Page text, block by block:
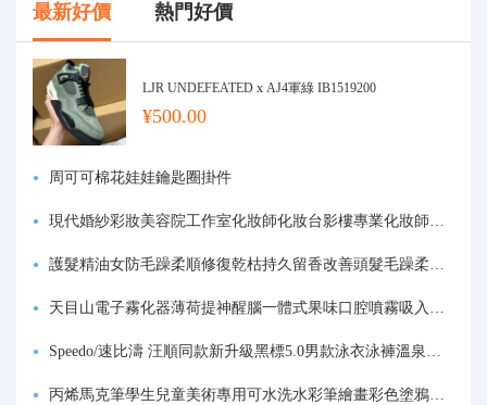
最新好價 熱門好價
LJR UNDEFEATED x AJ4軍綠 IB1519200
¥500.00
周可可棉花娃娃鑰匙圈掛件
現代婚紗彩妝美容院工作室化妝師化妝台影樓專業化妝師專用梳妝台
護髮精油女防毛躁柔順修復乾枯持久留香改善頭髮毛躁柔順劑神器
天目山電子霧化器薄荷提神醒腦一體式果味口腔噴霧吸入式戒煙神器
Speedo/速比濤 汪順同款新升級黑標5.0男款泳衣泳褲溫泉游泳套裝
丙烯馬克筆學生兒童美術專用可水洗水彩筆繪畫彩色塗鴉畫筆不透色可疊色防水手繪diy丙烯顏料筆水性填色筆